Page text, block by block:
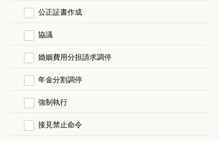
公正証書作成
協議
婚姻費用分担請求調停
年金分割調停
強制執行
接見禁止命令